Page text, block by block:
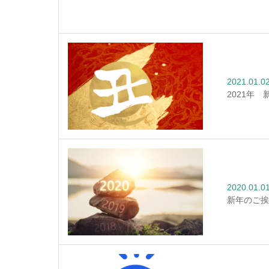
2021.01.02
2021年
2020.01.01
新年のご